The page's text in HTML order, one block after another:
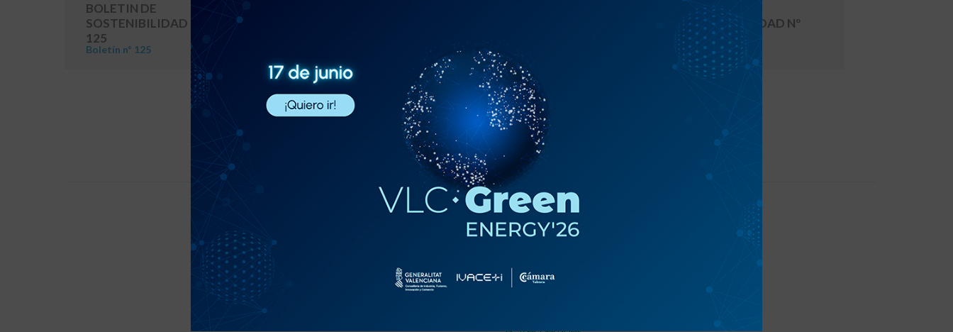
BOLETIN DE
SOSTENIBILIDAD Nº
125
Boletín nº 125 Boletín nº 123
BOLETIN DE
SOSTENIBILIDAD Nº
122
Boletín nº 122
Ver todos los boletines »
PROVEEDORES